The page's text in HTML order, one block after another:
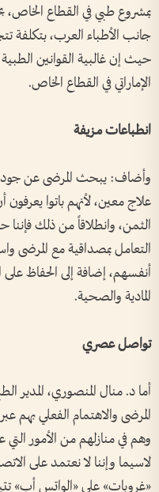
بمشروع طبي في القطاع
حيث إن غالبية القوانين
الإماراتي في القطاع الخاص.
انطباعات مزيفة
وأضاف: يبحث المرضى عن جودة
علاج معين، لأنهم باتوا
الثمن، وانطلاقاً من ذلك
التعامل بمصداقية مع المرضى
أنفسهم، إضافة إلى الحفاظ على
المادية والصحية.
تواصل عصري
أما د. منال المنصوري، المدير
المرضى والاهتمام الفعلي بهم
وهم في منازلهم من الأمور
لاسيما وإننا لا نعتمد على
«غروبات» على «الواتس أب»